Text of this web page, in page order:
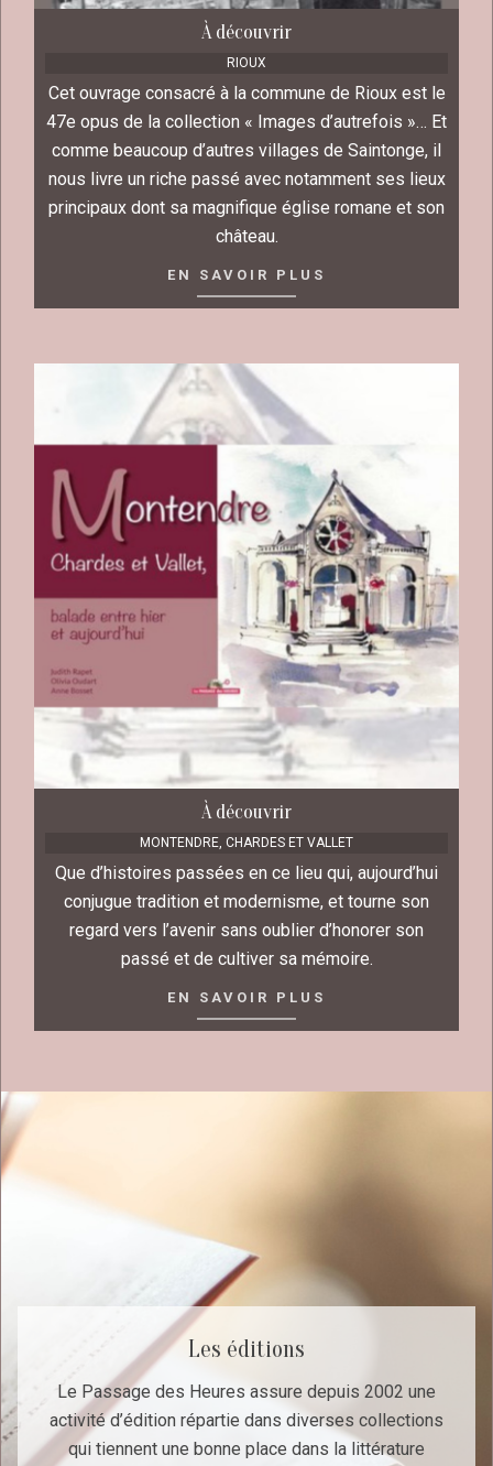
À découvrir
RIOUX
Cet ouvrage consacré à la commune de Rioux est le
47e opus de la collection « Images d’autrefois »… Et
comme beaucoup d’autres villages de Saintonge, il
nous livre un riche passé avec notamment ses lieux
principaux dont sa magnifique église romane et son
château.
EN SAVOIR PLUS
À découvrir
MONTENDRE, CHARDES ET VALLET
Que d’histoires passées en ce lieu qui, aujourd’hui
conjugue tradition et modernisme, et tourne son
regard vers l’avenir sans oublier d’honorer son
passé et de cultiver sa mémoire.
EN SAVOIR PLUS
Les éditions
Le Passage des Heures assure depuis 2002 une
activité d’édition répartie dans diverses collections
qui tiennent une bonne place dans la littérature